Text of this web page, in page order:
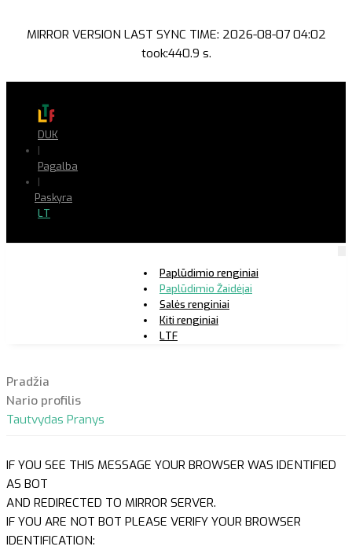
MIRROR VERSION LAST SYNC TIME: 2026-08-07 04:02
took:440.9 s.
DUK
|
Pagalba
|
Paskyra
LT
Paplūdimio renginiai
Paplūdimio Žaidėjai
Salės renginiai
Kiti renginiai
LTF
Pradžia
Nario profilis
Tautvydas Pranys
IF YOU SEE THIS MESSAGE YOUR BROWSER WAS IDENTIFIED
AS BOT
AND REDIRECTED TO MIRROR SERVER.
IF YOU ARE NOT BOT PLEASE VERIFY YOUR BROWSER
IDENTIFICATION: